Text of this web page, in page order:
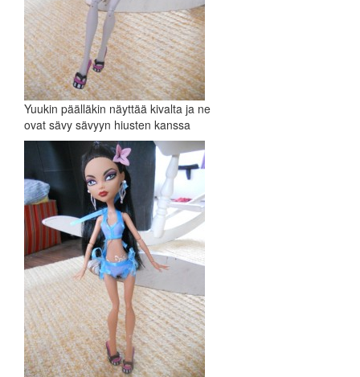
Yuukin päälläkin näyttää kivalta ja ne
ovat sävy sävyyn hiusten kanssa